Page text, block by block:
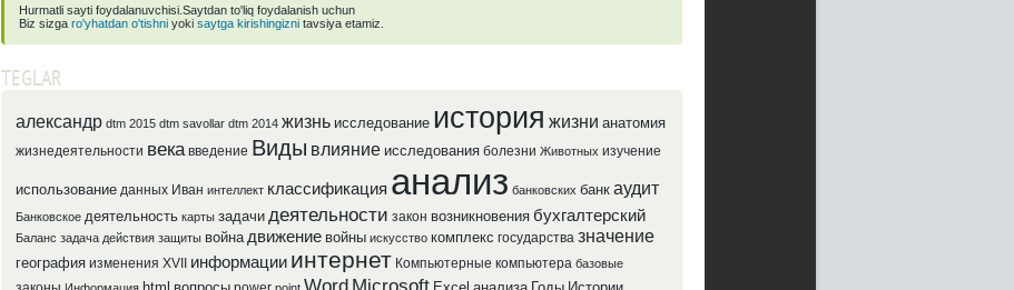
Hurmatli sayti foydalanuvchisi.Saytdan to'liq foydalanish uchun
Biz sizga ro'yhatdan o'tishniyoki saytga kirishingiznitavsiya etamiz.
TEGLAR
александр dtm 2015 dtm savollar dtm 2014 жизнь исследование история жизни анатомия
жизнедеятельности века введение Виды влияние исследования болезни Животных изучение
использование данных Иван интеллект классификация анализ банковских банк аудит
Банковское деятельность карты задачи деятельности закон возникновения бухгалтерский
Баланс задача действия защиты война движение войны искусство комплекс государства значение
география изменения XVII информации интернет Компьютерные компьютера базовые
Word Microsoft